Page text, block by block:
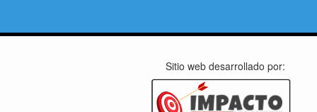
Sitio web desarrollado por: